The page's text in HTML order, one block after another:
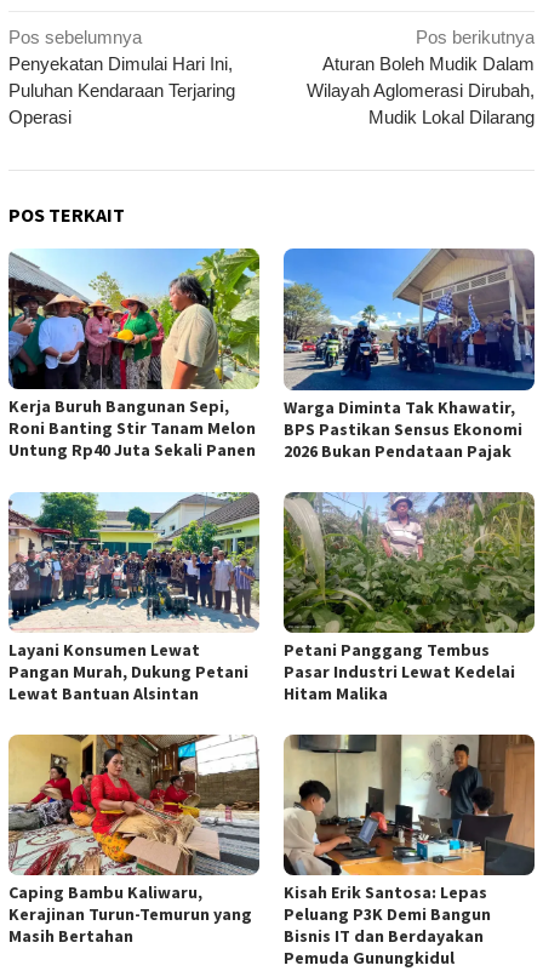
Navigasi
pos
Pos sebelumnya
Penyekatan Dimulai Hari Ini,
Puluhan Kendaraan Terjaring
Operasi
Pos berikutnya
Aturan Boleh Mudik Dalam
Wilayah Aglomerasi Dirubah,
Mudik Lokal Dilarang
POS TERKAIT
Kerja Buruh Bangunan Sepi,
Roni Banting Stir Tanam Melon
Untung Rp40 Juta Sekali Panen
Warga Diminta Tak Khawatir,
BPS Pastikan Sensus Ekonomi
2026 Bukan Pendataan Pajak
Layani Konsumen Lewat
Pangan Murah, Dukung Petani
Lewat Bantuan Alsintan
Petani Panggang Tembus
Pasar Industri Lewat Kedelai
Hitam Malika
Caping Bambu Kaliwaru,
Kerajinan Turun-Temurun yang
Masih Bertahan
Kisah Erik Santosa: Lepas
Peluang P3K Demi Bangun
Bisnis IT dan Berdayakan
Pemuda Gunungkidul